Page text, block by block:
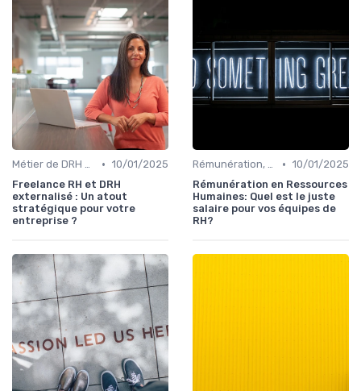
Métier de DRH & responsabilités • 10/01/2025
Freelance RH et DRH
externalisé : Un atout
stratégique pour votre
entreprise ?
Rémunération, politiques salariales & benefits • 10/01/2025
Rémunération en Ressources
Humaines: Quel est le juste
salaire pour vos équipes de
RH?